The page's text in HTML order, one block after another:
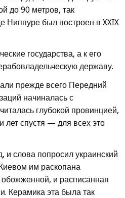
до 90 метров, так
Ниппуре был построен в XXIX
государства, а к его
державу.
прежде всего Передний
начиналась с
глубокой провинцией,
лет спустя — для всех это
и слова попросил украинский
им раскопана
и расписанная
Керамика эта была так